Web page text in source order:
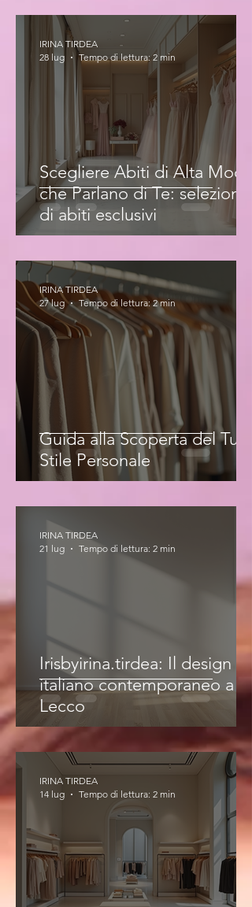
Scegliere Abiti di Alta Moda
che Parlano di Te: selezione
di abiti esclusivi
IRINA TIRDEA
28 lug
Tempo di lettura: 2 min
Guida alla Scoperta del Tuo
Stile Personale
IRINA TIRDEA
27 lug
Tempo di lettura: 2 min
Irisbyirina.tirdea: Il design
italiano contemporaneo a
Lecco
IRINA TIRDEA
21 lug
Tempo di lettura: 2 min
IRINA TIRDEA
14 lug
Tempo di lettura: 2 min